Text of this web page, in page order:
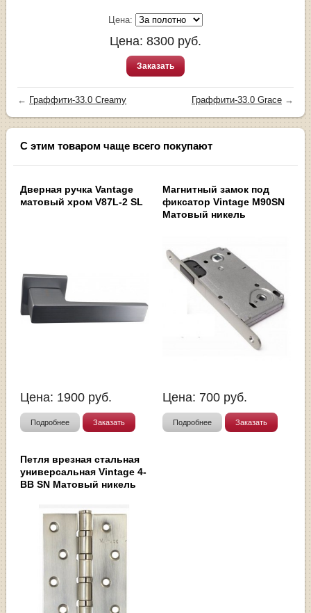
Цена:
Цена: 8300 руб.
Заказать
← Граффити-33.0 Creamy Граффити-33.0 Grace→
С этим товаром чаще всего покупают
Дверная ручка Vantage
матовый хром V87L-2 SL
Цена: 1900 руб.
Подробнее Заказать
Магнитный замок под
фиксатор Vintage M90SN
Матовый никель
Цена: 700 руб.
Подробнее Заказать
Петля врезная стальная
универсальная Vintage 4-
BB SN Матовый никель